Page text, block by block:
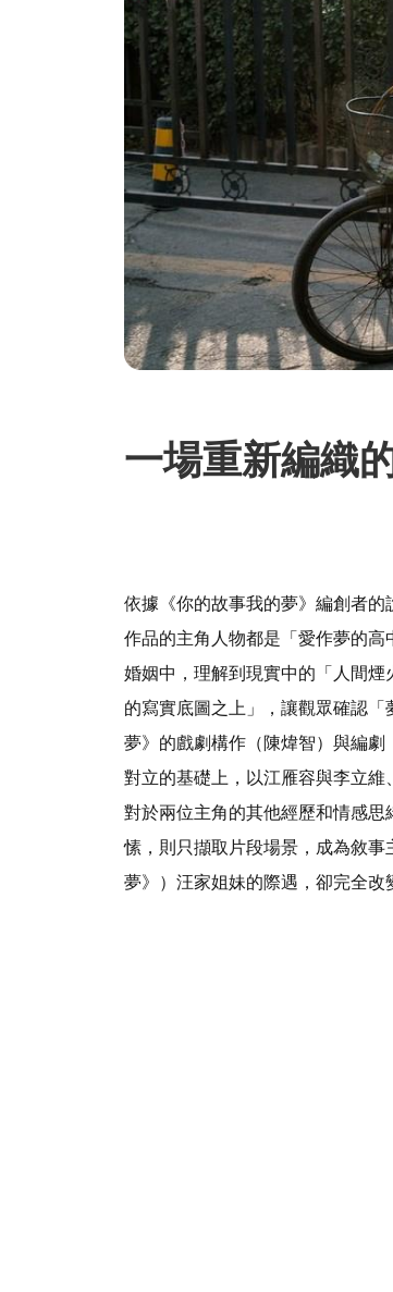
一場重新編織
依據《你的故事我的夢》編創者
作品的主角人物都是「愛作夢的
婚姻中，理解到現實中的「人間
的寫實底圖之上」，讓觀眾確認
夢》的戲劇構作（陳煒智）與編劇
對立的基礎上，以江雁容與李立維
對於兩位主角的其他經歷和情感
愫，則只擷取片段場景，成為敘
夢》）汪家姐妹的際遇，卻完全改